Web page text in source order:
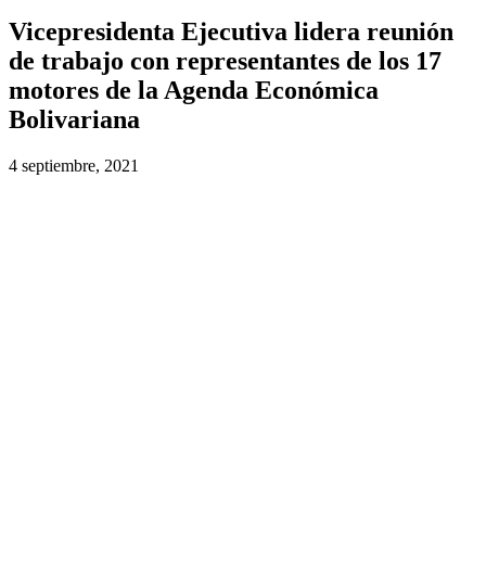
Vicepresidenta Ejecutiva lidera reunión
de trabajo con representantes de los 17
motores de la Agenda Económica
Bolivariana
4 septiembre, 2021